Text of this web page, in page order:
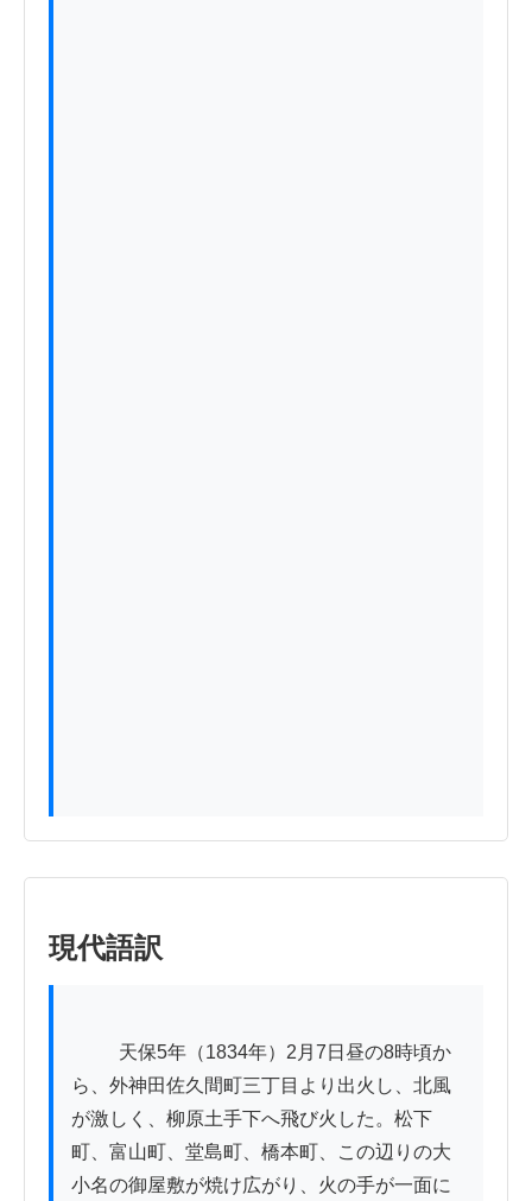
現代語訳
ら、外神田佐久間町三丁目より出火し、北風
が激しく、柳原土手下へ飛び火した。松下
町、富山町、堂島町、橋本町、この辺りの大
小名の御屋敷が焼け広がり、火の手が一面に